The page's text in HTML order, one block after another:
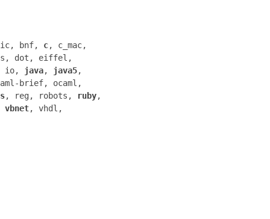
bnf, c, c_mac,
dot, eiffel,
io, java, java5,
brief, ocaml,
, reg, robots, ruby,
vbnet, vhdl,